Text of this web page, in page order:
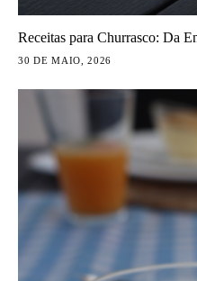
Receitas para Churrasco: Da
30 DE MAIO, 2026